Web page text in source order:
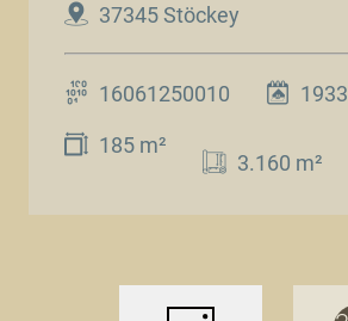
37345 Stöckey
16061250010 1933
185 m²
3.160 m²